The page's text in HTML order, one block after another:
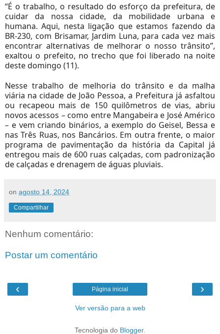
“É o trabalho, o resultado do esforço da prefeitura, de
cuidar da nossa cidade, da mobilidade urbana e
humana. Aqui, nesta ligação que estamos fazendo da
BR-230, com Brisamar, Jardim Luna, para cada vez mais
encontrar alternativas de melhorar o nosso trânsito”,
exaltou o prefeito, no trecho que foi liberado na noite
deste domingo (11).
Nesse trabalho de melhoria do trânsito e da malha
viária na cidade de João Pessoa, a Prefeitura já asfaltou
ou recapeou mais de 150 quilômetros de vias, abriu
novos acessos – como entre Mangabeira e José Américo
– e vem criando binários, a exemplo do Geisel, Bessa e
nas Três Ruas, nos Bancários. Em outra frente, o maior
programa de pavimentação da história da Capital já
entregou mais de 600 ruas calçadas, com padronização
de calçadas e drenagem de águas pluviais.
on agosto 14, 2024
Compartilhar
Nenhum comentário:
Postar um comentário
‹ ›
Página inicial
Ver versão para a web
Tecnologia do Blogger.